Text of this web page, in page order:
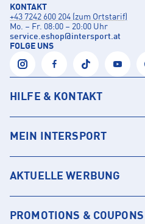
KONTAKT
+43 7242 600 204 (zum Ortstarif)
Mo. – Fr. 08:00 – 20:00 Uhr
service.eshop@intersport.at
FOLGE UNS
HILFE & KONTAKT
MEIN INTERSPORT
AKTUELLE WERBUNG
PROMOTIONS & COUPONS